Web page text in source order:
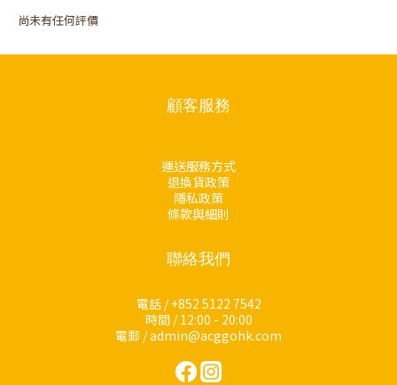
尚未有任何評價
顧客服務
運送服務方式
退換貨政策
隱私政策
條款與細則
聯絡我們
電話 / +852 5122 7542
時間 / 12:00 - 20:00
電郵 / admin@acggohk.com